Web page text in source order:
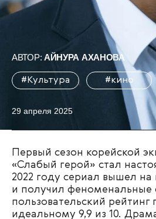
АВТОР: АЙНУРА АХАНОВА
#Культура #кино
29 апреля 2025
Первый сезон корейской
«Слабый герой» стал
2022 году сериал вышел
и получил
пользовательский рейтинг
идеальному 9,9 из 10.